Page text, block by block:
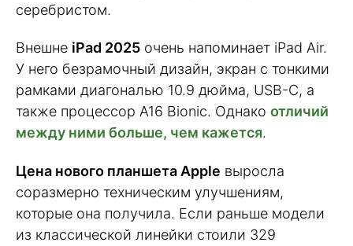
серебристом.
Внешне iPad 2025 очень напоминает iPad Air.
У него безрамочный дизайн, экран с тонкими
рамками диагональю 10.9 дюйма, USB-C, а
также процессор A16 Bionic. Однако отличий
между ними больше, чем кажется.
Цена нового планшета Apple выросла
соразмерно техническим улучшениям,
которые она получила. Если раньше модели
из классической линейки стоили 329